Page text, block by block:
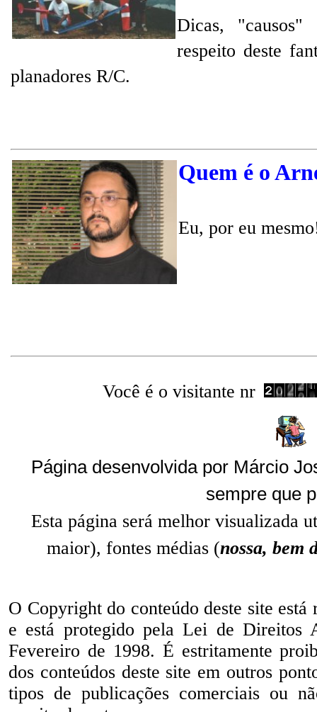
Dicas, "causos"
respeito deste
planadores R/C.
Quem é o
Eu, por eu
Você é o visitante nr
Página desenvolvida por Márcio
sempre que
Esta página será melhor visualizada
maior), fontes médias (nossa, bem
O Copyright do conteúdo deste site está
e está protegido pela Lei de Direitos
Fevereiro de 1998. É estritamente
dos conteúdos deste site em outros
tipos de publicações comerciais ou